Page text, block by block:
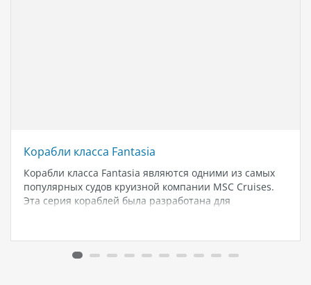
Корабли класса Fantasia
Корабли класса Fantasia являются одними из самых
популярных судов круизной компании MSC Cruises.
Эта серия кораблей была разработана для
рассмотрим основные характеристики и особенности
лайнеров класса Fantasia. Корабли…